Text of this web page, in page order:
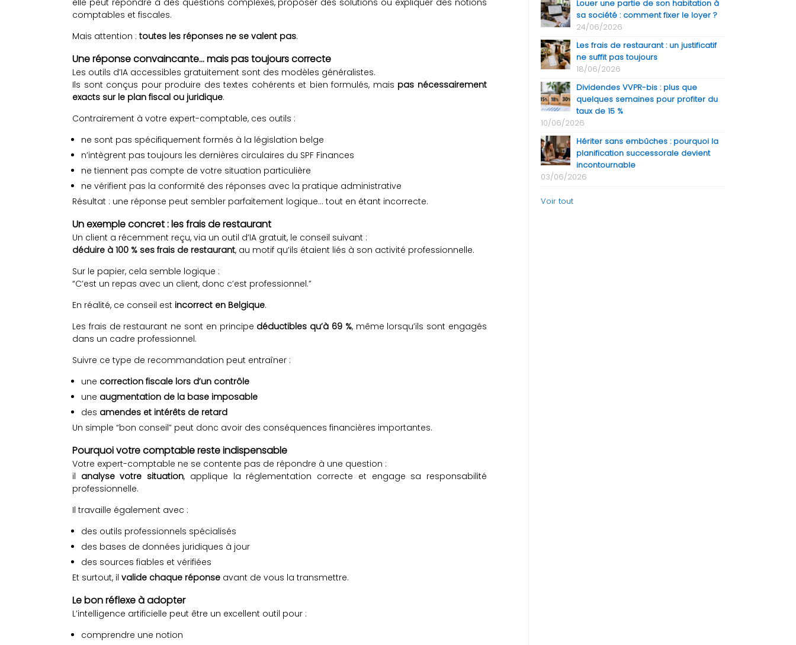
elle peut répondre à des questions complexes, proposer des solutions ou expliquer des notions
comptables et fiscales.
Mais attention : toutes les réponses ne se valent pas.
Une réponse convaincante… mais pas toujours correcte
Les outils d’IA accessibles gratuitement sont des modèles généralistes.
Ils sont conçus pour produire des textes cohérents et bien formulés, mais pas nécessairement
exacts sur le plan fiscal ou juridique.
Contrairement à votre expert-comptable, ces outils :
ne sont pas spécifiquement formés à la législation belge
n’intègrent pas toujours les dernières circulaires du SPF Finances
ne tiennent pas compte de votre situation particulière
ne vérifient pas la conformité des réponses avec la pratique administrative
Résultat : une réponse peut sembler parfaitement logique… tout en étant incorrecte.
Un exemple concret : les frais de restaurant
Un client a récemment reçu, via un outil d’IA gratuit, le conseil suivant :
déduire à 100 % ses frais de restaurant, au motif qu’ils étaient liés à son activité professionnelle.
Sur le papier, cela semble logique :
“C’est un repas avec un client, donc c’est professionnel.”
En réalité, ce conseil est incorrect en Belgique.
Les frais de restaurant ne sont en principe déductibles qu’à 69 %, même lorsqu’ils sont engagés
dans un cadre professionnel.
Suivre ce type de recommandation peut entraîner :
une correction fiscale lors d’un contrôle
une augmentation de la base imposable
des amendes et intérêts de retard
Un simple “bon conseil” peut donc avoir des conséquences financières importantes.
Pourquoi votre comptable reste indispensable
Votre expert-comptable ne se contente pas de répondre à une question :
il analyse votre situation, applique la réglementation correcte et engage sa responsabilité
professionnelle.
Il travaille également avec :
des outils professionnels spécialisés
des bases de données juridiques à jour
des sources fiables et vérifiées
Et surtout, il valide chaque réponse avant de vous la transmettre.
Le bon réflexe à adopter
L’intelligence artificielle peut être un excellent outil pour :
comprendre une notion
Louer une partie de son habitation à
sa société : comment fixer le loyer ?
24/06/2026
Les frais de restaurant : un justificatif
ne suffit pas toujours
18/06/2026
Dividendes VVPR-bis : plus que
quelques semaines pour profiter du
taux de 15 %
10/06/2026
Hériter sans embûches : pourquoi la
planification successorale devient
incontournable
03/06/2026
Voir tout